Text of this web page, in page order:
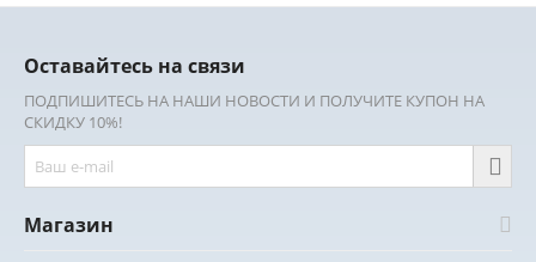
Оставайтесь на связи
ПОДПИШИТЕСЬ НА НАШИ НОВОСТИ И ПОЛУЧИТЕ КУПОН НА
СКИДКУ 10%!
Магазин